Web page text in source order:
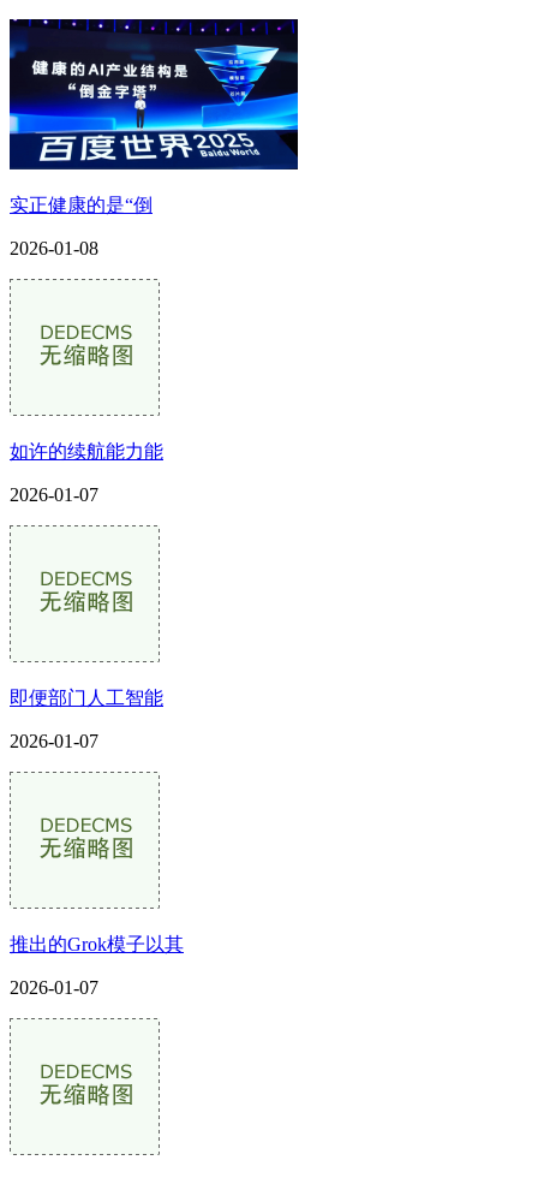
实正健康的是“倒
2026-01-08
如许的续航能力能
2026-01-07
即便部门人工智能
2026-01-07
推出的Grok模子以其
2026-01-07